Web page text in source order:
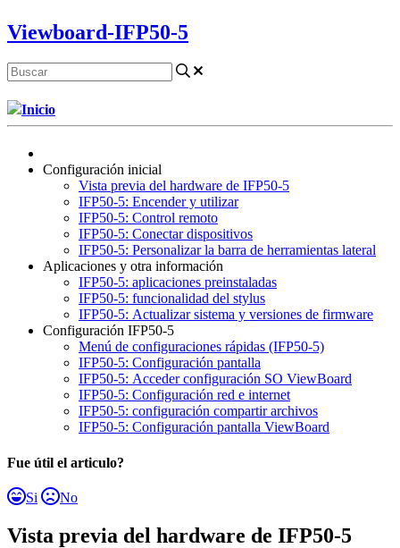
Viewboard-IFP50-5
Inicio
Configuración inicial
Vista previa del hardware de IFP50-5
IFP50-5: Encender y utilizar
IFP50-5: Control remoto
IFP50-5: Conectar dispositivos
IFP50-5: Personalizar la barra de herramientas lateral
Aplicaciones y otra información
IFP50-5: aplicaciones preinstaladas
IFP50-5: funcionalidad del stylus
IFP50-5: Actualizar sistema y versiones de firmware
Configuración IFP50-5
Menú de configuraciones rápidas (IFP50-5)
IFP50-5: Configuración pantalla
IFP50-5: Acceder configuración SO ViewBoard
IFP50-5: Configuración red e internet
IFP50-5: configuración compartir archivos
IFP50-5: Configuración pantalla ViewBoard
Fue útil el articulo?
Si No
Vista previa del hardware de IFP50-5